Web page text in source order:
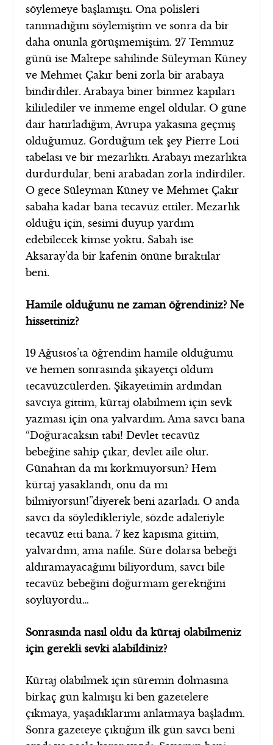
söylemeye başlamıştı. Ona polisleri
tanımadığını söylemiştim ve sonra da bir
daha onunla görüşmemiştim. 27 Temmuz
günü ise Maltepe sahilinde Süleyman Küney
ve Mehmet Çakır beni zorla bir arabaya
bindirdiler. Arabaya biner binmez kapıları
kilitlediler ve inmeme engel oldular. O güne
dair hatırladığım, Avrupa yakasına geçmiş
olduğumuz. Gördüğüm tek şey Pierre Loti
tabelası ve bir mezarlıktı. Arabayı mezarlıkta
durdurdular, beni arabadan zorla indirdiler.
O gece Süleyman Küney ve Mehmet Çakır
sabaha kadar bana tecavüz ettiler. Mezarlık
olduğu için, sesimi duyup yardım
edebilecek kimse yoktu. Sabah ise
Aksaray’da bir kafenin önüne bıraktılar
beni.
Hamile olduğunu ne zaman öğrendiniz? Ne
hissettiniz?
19 Ağustos’ta öğrendim hamile olduğumu
ve hemen sonrasında şikayetçi oldum
tecavüzcülerden. Şikayetimin ardından
savcıya gittim, kürtaj olabilmem için sevk
yazması için ona yalvardım. Ama savcı bana
“Doğuracaksın tabi! Devlet tecavüz
bebeğine sahip çıkar, devlet aile olur.
Günahtan da mı korkmuyorsun? Hem
kürtaj yasaklandı, onu da mı
bilmiyorsun!”diyerek beni azarladı. O anda
savcı da söyledikleriyle, sözde adaletiyle
tecavüz etti bana. 7 kez kapısına gittim,
yalvardım, ama nafile. Süre dolarsa bebeği
aldıramayacağımı biliyordum, savcı bile
tecavüz bebeğini doğurmam gerektiğini
söylüyordu…
Sonrasında nasıl oldu da kürtaj olabilmeniz
için gerekli sevki alabildiniz?
Kürtaj olabilmek için süremin dolmasına
birkaç gün kalmıştı ki ben gazetelere
çıkmaya, yaşadıklarımı anlatmaya başladım.
Sonra gazeteye çıktığım ilk gün savcı beni